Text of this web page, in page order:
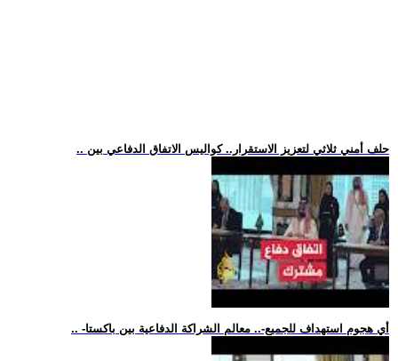
.. حلف أمني ثلاثي لتعزيز الاستقرار.. كواليس الاتفاق الدفاعي بين
.. -أي هجوم استهداف للجميع-.. معالم الشراكة الدفاعية بين باكستا